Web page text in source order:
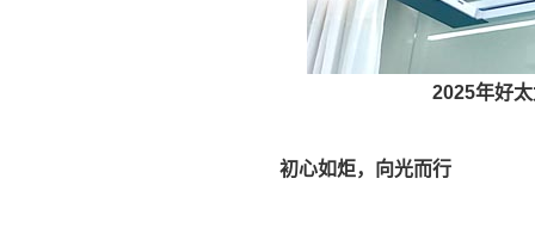
2025年好
初心如炬，向光而行